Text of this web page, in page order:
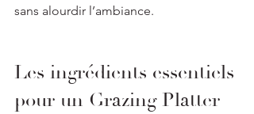
sans alourdir l’ambiance.
Les ingrédients essentiels
pour un Grazing Platter